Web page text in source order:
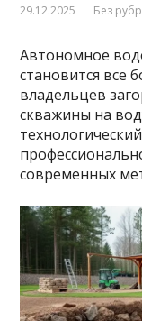
29.12.2025 Без
Автономное
становится все
владельцев
скважины на
современных